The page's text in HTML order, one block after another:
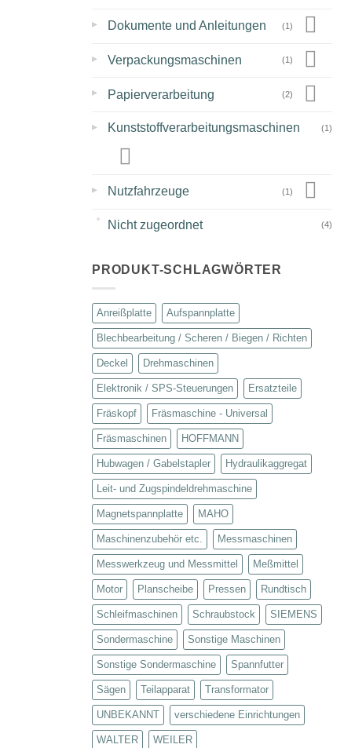
▸ Dokumente und Anleitungen (1)
▸ Verpackungsmaschinen (1)
▸ Papierverarbeitung (2)
▸ Kunststoffverarbeitungsmaschinen (1)
▸ Nutzfahrzeuge (1)
Nicht zugeordnet (4)
PRODUKT-SCHLAGWÖRTER
Anreißplatte Aufspannplatte
Blechbearbeitung / Scheren / Biegen / Richten
Deckel Drehmaschinen
Elektronik / SPS-Steuerungen Ersatzteile
Fräskopf Fräsmaschine - Universal
Fräsmaschinen HOFFMANN
Hubwagen / Gabelstapler Hydraulikaggregat
Leit- und Zugspindeldrehmaschine
Magnetspannplatte MAHO
Maschinenzubehör etc. Messmaschinen
Messwerkzeug und Messmittel Meßmittel
Motor Planscheibe Pressen Rundtisch
Schleifmaschinen Schraubstock SIEMENS
Sondermaschine Sonstige Maschinen
Sonstige Sondermaschine Spannfutter
Sägen Teilapparat Transformator
UNBEKANNT verschiedene Einrichtungen
WALTER WEILER